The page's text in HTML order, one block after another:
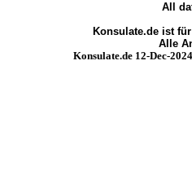
All
Konsulate.de ist
Alle
Konsulate.de 12-Dec-